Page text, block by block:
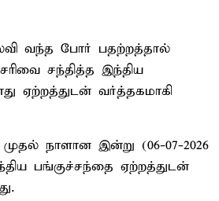
வந்த போர் பதற்றத்தால்
சந்தித்த இந்திய
ஏற்றத்துடன் வர்த்தகமாகி
நாளான இன்று (06-07-2026
பங்குச்சந்தை ஏற்றத்துடன்